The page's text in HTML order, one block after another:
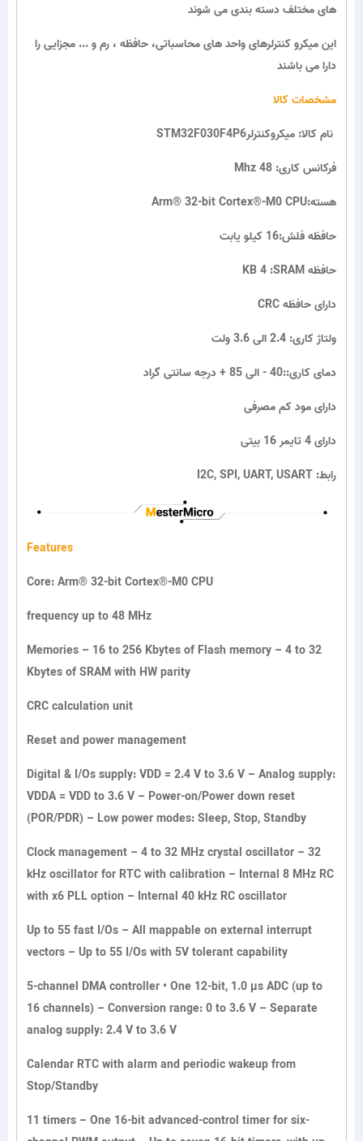
های مختلف دسته بندی می شوند
این میکرو کنترلرهای واحد های محاسباتی، حافظه ، رم و ... مجزایی را
دارا می باشند
مشخصات کالا
Mhz 48 :فرکانس کاری
Arm® 32-bit Cortex®-M0 CPU:هسته
حافظه فلش:16 کیلو یابت
KB 4 :SRAM حافظه
CRC دارای حافظه
ولتاژ کاری: 2.4 الی 3.6 ولت
دمای کاری::40 - الی 85 + درجه سانتی گراد
دارای مود کم مصرفی
دارای 4 تایمر 16 بیتی
I2C, SPI, UART, USART :رابط
Features
Core: Arm® 32-bit Cortex®-M0 CPU
frequency up to 48 MHz
Memories – 16 to 256 Kbytes of Flash memory – 4 to 32
Kbytes of SRAM with HW parity
CRC calculation unit
Reset and power management
Digital & I/Os supply: VDD = 2.4 V to 3.6 V – Analog supply:
VDDA = VDD to 3.6 V – Power-on/Power down reset
(POR/PDR) – Low power modes: Sleep, Stop, Standby
Clock management – 4 to 32 MHz crystal oscillator – 32
kHz oscillator for RTC with calibration – Internal 8 MHz RC
with x6 PLL option – Internal 40 kHz RC oscillator
Up to 55 fast I/Os – All mappable on external interrupt
vectors – Up to 55 I/Os with 5V tolerant capability
5-channel DMA controller • One 12-bit, 1.0 µs ADC (up to
16 channels) – Conversion range: 0 to 3.6 V – Separate
analog supply: 2.4 V to 3.6 V
Calendar RTC with alarm and periodic wakeup from
Stop/Standby
11 timers – One 16-bit advanced-control timer for six-